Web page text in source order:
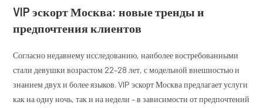
VIP эскорт Москва: новые тренды и
предпочтения клиентов
Согласно недавнему исследованию, наиболее востребованными
стали девушки возрастом 22–28 лет, с модельной внешностью и
знанием двух и более языков. VIP эскорт Москва предлагает услуги
как на одну ночь, так и на недели – в зависимости от предпочтений